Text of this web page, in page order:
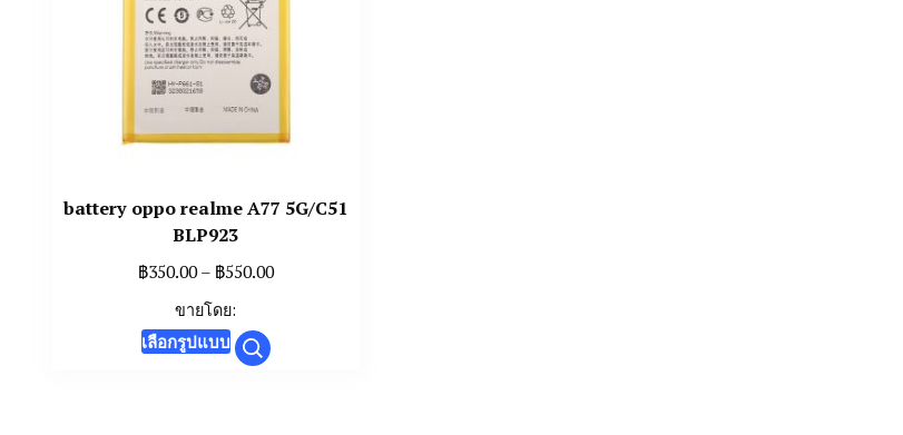
battery oppo realme A77 5G/C51
BLP923
฿350.00 – ฿550.00Price
ขายโดย:
เลือกรูปแบบ This
product